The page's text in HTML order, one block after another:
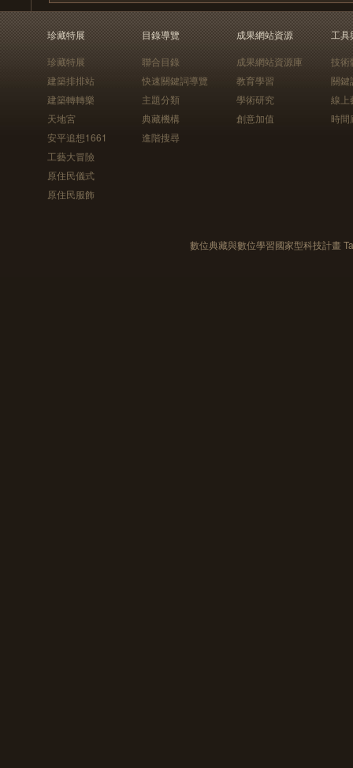
珍藏特展
珍藏特展
建築排排站
建築轉轉樂
天地宮
安平追想1661
工藝大冒險
原住民儀式
原住民服飾
目錄導覽
聯合目錄
快速關鍵詞導覽
主題分類
典藏機構
進階搜尋
成果網站資源
成果網站資源庫
教育學習
學術研究
創意加值
工具
技術
關鍵
線上
時間
數位典藏與數位學習國家型科技計畫